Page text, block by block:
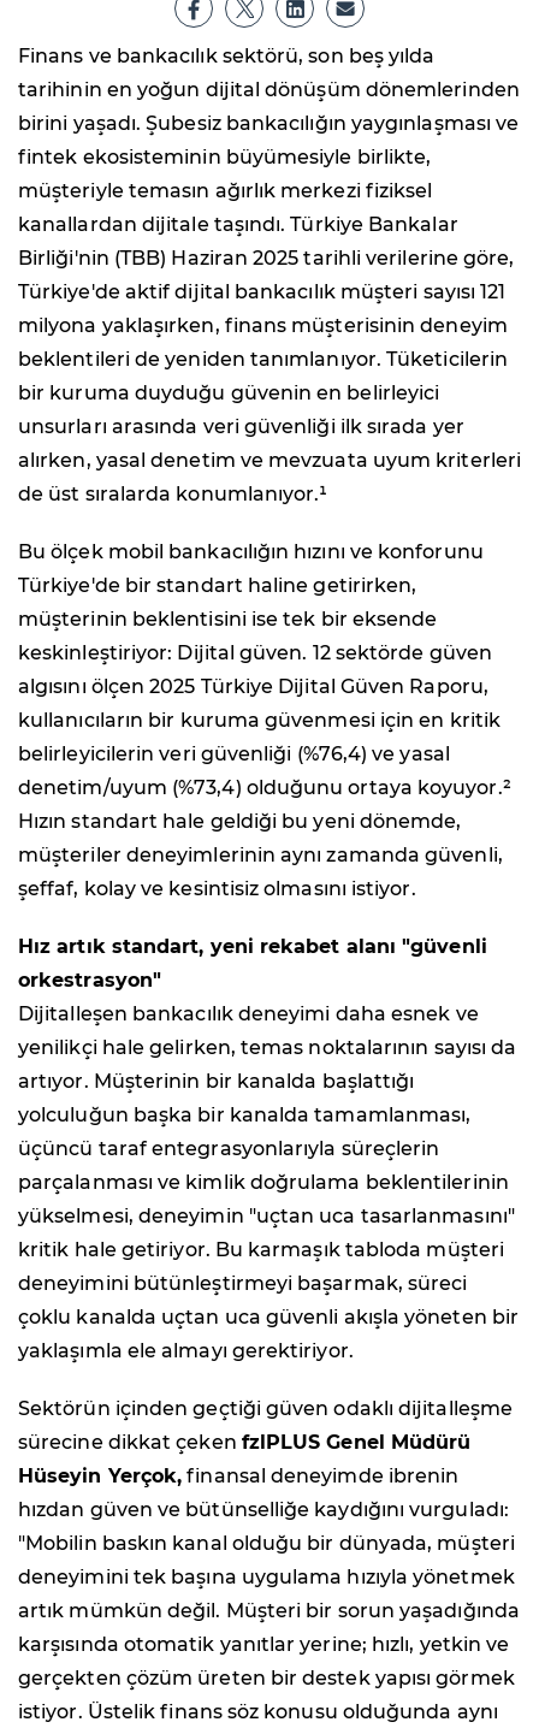
Finans ve bankacılık sektörü, son beş yılda
tarihinin en yoğun dijital dönüşüm dönemlerinden
birini yaşadı. Şubesiz bankacılığın yaygınlaşması ve
fintek ekosisteminin büyümesiyle birlikte,
müşteriyle temasın ağırlık merkezi fiziksel
kanallardan dijitale taşındı. Türkiye Bankalar
Birliği'nin (TBB) Haziran 2025 tarihli verilerine göre,
Türkiye'de aktif dijital bankacılık müşteri sayısı 121
milyona yaklaşırken, finans müşterisinin deneyim
beklentileri de yeniden tanımlanıyor. Tüketicilerin
bir kuruma duyduğu güvenin en belirleyici
unsurları arasında veri güvenliği ilk sırada yer
alırken, yasal denetim ve mevzuata uyum kriterleri
de üst sıralarda konumlanıyor.¹
Bu ölçek mobil bankacılığın hızını ve konforunu
Türkiye'de bir standart haline getirirken,
müşterinin beklentisini ise tek bir eksende
keskinleştiriyor: Dijital güven. 12 sektörde güven
algısını ölçen 2025 Türkiye Dijital Güven Raporu,
kullanıcıların bir kuruma güvenmesi için en kritik
belirleyicilerin veri güvenliği (%76,4) ve yasal
denetim/uyum (%73,4) olduğunu ortaya koyuyor.²
Hızın standart hale geldiği bu yeni dönemde,
müşteriler deneyimlerinin aynı zamanda güvenli,
şeffaf, kolay ve kesintisiz olmasını istiyor.
Hız artık standart, yeni rekabet alanı "güvenli
orkestrasyon"
Dijitalleşen bankacılık deneyimi daha esnek ve
yenilikçi hale gelirken, temas noktalarının sayısı da
artıyor. Müşterinin bir kanalda başlattığı
yolculuğun başka bir kanalda tamamlanması,
üçüncü taraf entegrasyonlarıyla süreçlerin
parçalanması ve kimlik doğrulama beklentilerinin
yükselmesi, deneyimin "uçtan uca tasarlanmasını"
kritik hale getiriyor. Bu karmaşık tabloda müşteri
deneyimini bütünleştirmeyi başarmak, süreci
çoklu kanalda uçtan uca güvenli akışla yöneten bir
yaklaşımla ele almayı gerektiriyor.
Sektörün içinden geçtiği güven odaklı dijitalleşme
sürecine dikkat çeken fzlPLUS Genel Müdürü
Hüseyin Yerçok, finansal deneyimde ibrenin
hızdan güven ve bütünselliğe kaydığını vurguladı:
"Mobilin baskın kanal olduğu bir dünyada, müşteri
deneyimini tek başına uygulama hızıyla yönetmek
artık mümkün değil. Müşteri bir sorun yaşadığında
karşısında otomatik yanıtlar yerine; hızlı, yetkin ve
gerçekten çözüm üreten bir destek yapısı görmek
istiyor. Üstelik finans söz konusu olduğunda aynı